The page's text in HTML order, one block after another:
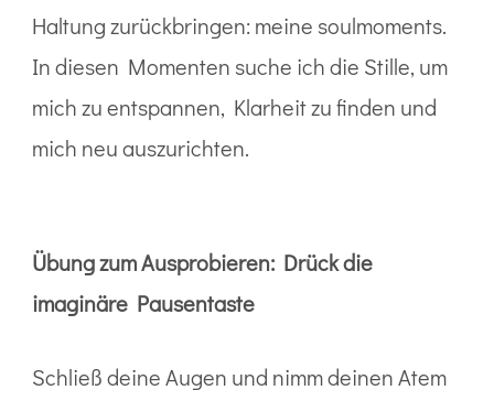
Haltung zurückbringen: meine soulmoments.
In diesen Momenten suche ich die Stille, um
mich zu entspannen, Klarheit zu finden und
mich neu auszurichten.
Übung zum Ausprobieren: Drück die
imaginäre Pausentaste
Schließ deine Augen und nimm deinen Atem